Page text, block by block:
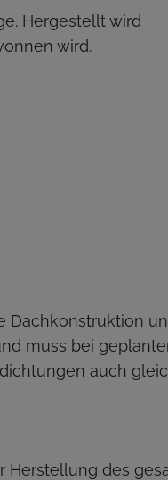
Hergestellt wird
wird.
Dachkonstruktion
muss bei
auch
Herstellung des